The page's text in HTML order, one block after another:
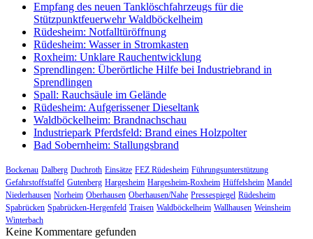
Empfang des neuen Tanklöschfahrzeugs für die
Stützpunktfeuerwehr Waldböckelheim
Rüdesheim: Notfalltüröffnung
Rüdesheim: Wasser in Stromkasten
Roxheim: Unklare Rauchentwicklung
Sprendlingen: Überörtliche Hilfe bei Industriebrand in
Sprendlingen
Spall: Rauchsäule im Gelände
Rüdesheim: Aufgerissener Dieseltank
Waldböckelheim: Brandnachschau
Industriepark Pferdsfeld: Brand eines Holzpolter
Bad Sobernheim: Stallungsbrand
Bockenau Dalberg Duchroth Einsätze FEZ Rüdesheim Führungsunterstützung
Gefahrstoffstaffel Gutenberg Hargesheim Hargesheim-Roxheim Hüffelsheim Mandel
Niederhausen Norheim Oberhausen Oberhausen/Nahe Pressespiegel Rüdesheim
Spabrücken Spabrücken-Hergenfeld Traisen Waldböckelheim Wallhausen Weinsheim
Winterbach
Keine Kommentare gefunden